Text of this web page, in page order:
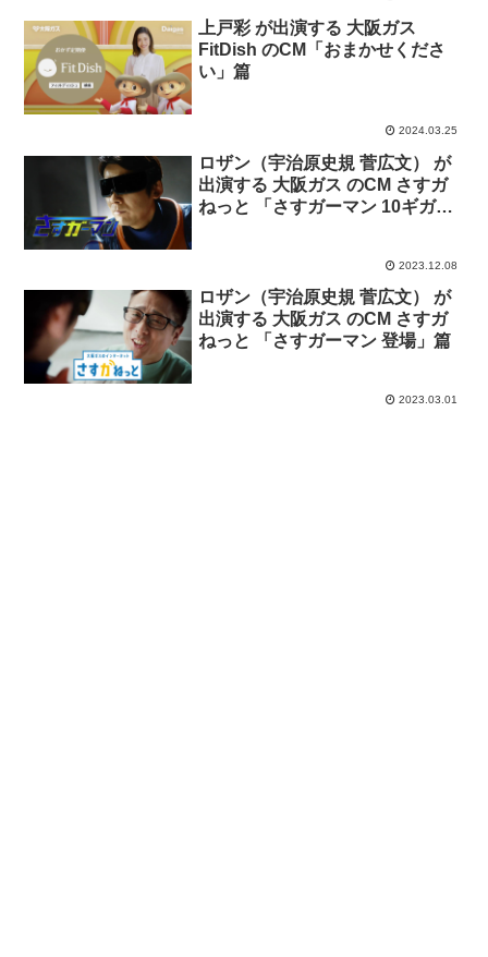
上戸彩 が出演する 大阪ガス
FitDish のCM「おまかせくださ
い」篇
2024.03.25
ロザン（宇治原史規 菅広文） が
出演する 大阪ガス のCM さすガ
ねっと 「さすガーマン 10ギガプ
2023.12.08
ロザン（宇治原史規 菅広文） が
出演する 大阪ガス のCM さすガ
ねっと 「さすガーマン 登場」篇
2023.03.01